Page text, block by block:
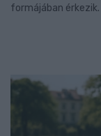
formájában érkezik.